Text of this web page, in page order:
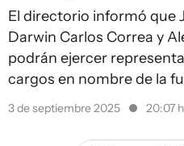
El directorio informó que
Darwin Carlos Correa y
podrán ejercer
cargos en nombre de la
3 de septiembre 2025 20:07